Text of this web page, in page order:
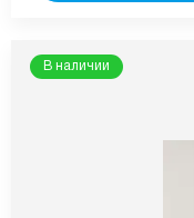
В наличии